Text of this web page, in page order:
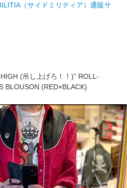
(吊し上げろ！！)” ROLL-
BLOUSON (RED×BLACK)